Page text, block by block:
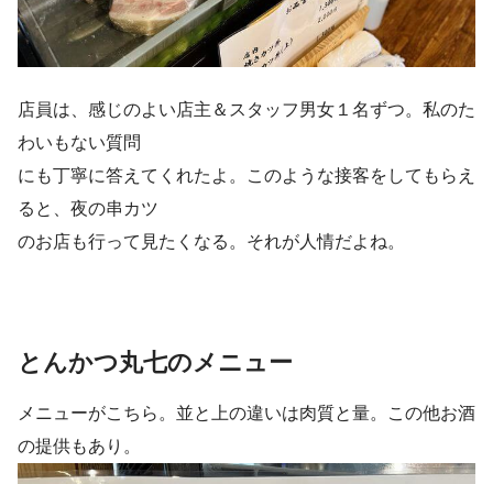
店員は、感じのよい店主＆スタッフ男女１名ずつ。私のた
わいもない質問
にも丁寧に答えてくれたよ。このような接客をしてもらえ
ると、夜の串カツ
のお店も行って見たくなる。それが人情だよね。
とんかつ丸七のメニュー
メニューがこちら。並と上の違いは肉質と量。この他お酒
の提供もあり。